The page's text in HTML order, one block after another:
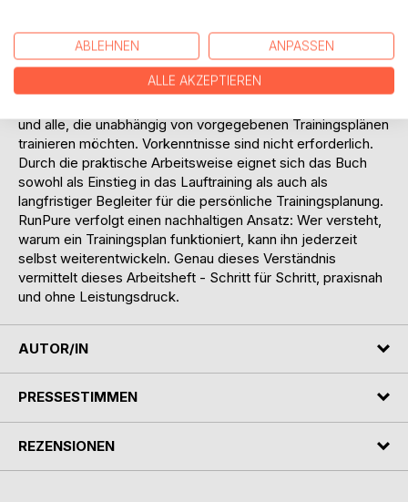
Eigenständigkeit im Mittelpunkt. Ziel ist es, Läuferinnen und
Läufer in die Lage zu versetzen, ihr Training dauerhaft
selbst zu planen und an neue Ziele oder veränderte
Lebenssituationen anzupassen.
und alle, die unabhängig von vorgegebenen Trainingsplänen
trainieren möchten. Vorkenntnisse sind nicht erforderlich.
Durch die praktische Arbeitsweise eignet sich das Buch
sowohl als Einstieg in das Lauftraining als auch als
langfristiger Begleiter für die persönliche Trainingsplanung.
RunPure verfolgt einen nachhaltigen Ansatz: Wer versteht,
warum ein Trainingsplan funktioniert, kann ihn jederzeit
selbst weiterentwickeln. Genau dieses Verständnis
vermittelt dieses Arbeitsheft - Schritt für Schritt, praxisnah
und ohne Leistungsdruck.
AUTOR/IN
PRESSESTIMMEN
REZENSIONEN
ABLEHNEN ANPASSEN
ALLE AKZEPTIEREN